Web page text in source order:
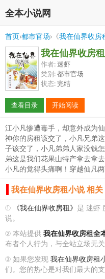
全本小说网
首页›都市官场›《我在仙界收房
我在仙界收房租
作者:迷虾
类别:都市官场
状态: 完结
查看目录 开始阅读
江小凡惨遭毒手，却意外成为
神你的房租该交了，小凡兄弟
子该交了，小凡弟弟人家没钱
弟这是我们花果山特产拿去拿
小凡的觉得头痛啊！穿越仙凡
我在仙界收房租小说 相关
① 《我在仙界收房租》 是 迷虾
说。
② 本站提供 我在仙界收房租全
布者个人行为，与全站立场无关
③ 如果您发现 我在仙界收房租
们。您的热心是对我们最大的支